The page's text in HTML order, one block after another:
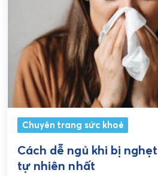
Chuyên trang sức khoẻ
Cách dễ ngủ khi bị
tự nhiên nhất